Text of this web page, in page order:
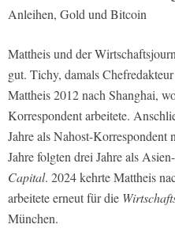
Anleihen, Gold und Bitcoin
Mattheis und der
gut. Tichy, damals
Mattheis 2012 nach Shanghai,
Korrespondent arbeitete.
Jahre als Nahost-Korrespondent
Jahre folgten drei Jahre als
Capital. 2024 kehrte Mattheis
arbeitete erneut für die
München.